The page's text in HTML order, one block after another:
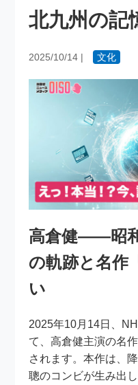
北九州の記
2025/10/14 | 文化
高倉健――昭
の軌跡と名作
い
2025年10月14日、
て、高倉健主演の名
されます。本作は、
聰のコンビが生み出